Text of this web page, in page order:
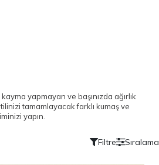
yapmayan ve başınızda ağırlık
tamamlayacak farklı kumaş ve
yapın.
Filtre Sıralama